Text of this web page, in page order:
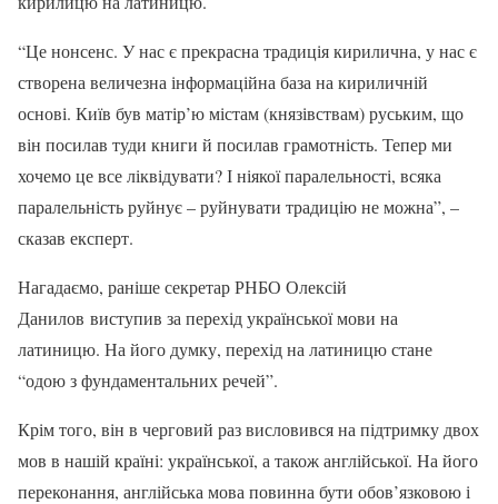
“Це нонсенс. У нас є прекрасна традиція кирилична, у нас є
створена величезна інформаційна база на кириличній
основі. Київ був матір’ю містам (князівствам) руським, що
він посилав туди книги й посилав грамотність. Тепер ми
хочемо це все ліквідувати? І ніякої паралельності, всяка
паралельність руйнує – руйнувати традицію не можна”, –
сказав експерт.
Нагадаємо, раніше секретар РНБО Олексій
Данилов виступив за перехід української мови на
латиницю. На його думку, перехід на латиницю стане
“одою з фундаментальних речей”.
Крім того, він в черговий раз висловився на підтримку двох
мов в нашій країні: української, а також англійської. На його
переконання, англійська мова повинна бути обов’язковою і